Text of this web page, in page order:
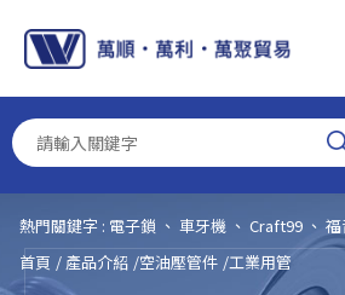
首頁 產品介紹 空油壓管件 工業用管
熱門關鍵字 : 電子鎖 、 車牙機、 Craft99、 福